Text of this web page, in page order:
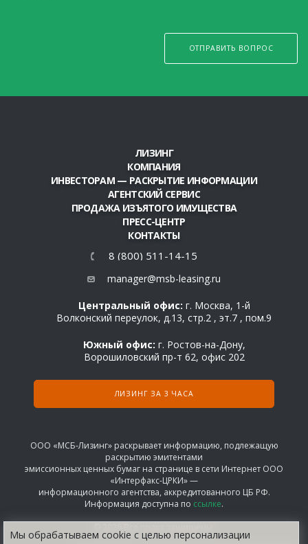
ОТПРАВИТЬ ВОПРОС
Мы обрабатываем сооkіе с целью персонализации
ЛИЗИНГ
КОМПАНИЯ
ИНВЕСТОРАМ — РАСКРЫТИЕ ИНФОРМАЦИИ
АГЕНТСКИЙ СЕРВИС
ПРОДАЖА ИЗЪЯТОГО ИМУЩЕСТВА
ПРЕСС-ЦЕНТР
КОНТАКТЫ
8 (800) 511-14-15
manager@msb-leasing.ru
Центральный офис: г. Москва, 1-й
Волконский переулок, д.13, стр.2 , эт.7 , пом.9
Южный офис: г. Ростов-на-Дону,
Ворошиловский пр-т 62, офис 202
ЛИЗИНГ ЗА 3 ЧАСА
ООО «МСБ-Лизинг» раскрывает информацию, подлежащую
раскрытию эмитентами
эмиссионных ценных бумаг на странице в сети Интернет ООО
«Интерфакс-ЦРКИ» —
информационного агентства, аккредитованного ЦБ РФ.
Информация доступна по ссылке.